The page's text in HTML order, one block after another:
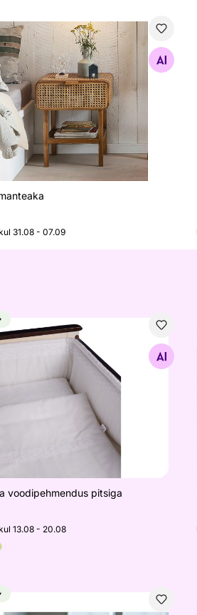
Otsi sarnaseid
31.08 - 07.09
ja voodipehmendus pitsiga
Otsi sarnaseid
voodipehmendus pitsiga
13.08 - 20.08